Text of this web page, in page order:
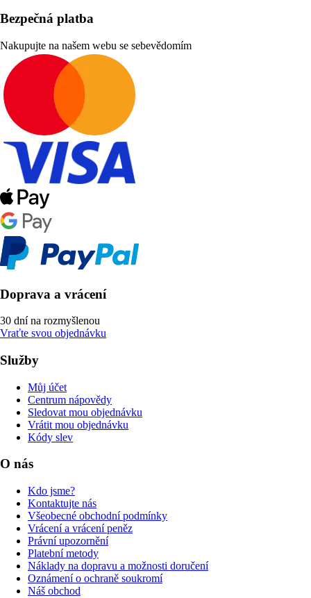
Bezpečná platba
Nakupujte na našem webu se sebevědomím
Doprava a vrácení
30 dní na rozmyšlenou
Vraťte svou objednávku
Služby
Můj účet
Centrum nápovědy
Sledovat mou objednávku
Vrátit mou objednávku
Kódy slev
O nás
Kdo jsme?
Kontaktujte nás
Všeobecné obchodní podmínky
Vrácení a vrácení peněz
Právní upozornění
Platební metody
Náklady na dopravu a možnosti doručení
Oznámení o ochraně soukromí
Náš obchod